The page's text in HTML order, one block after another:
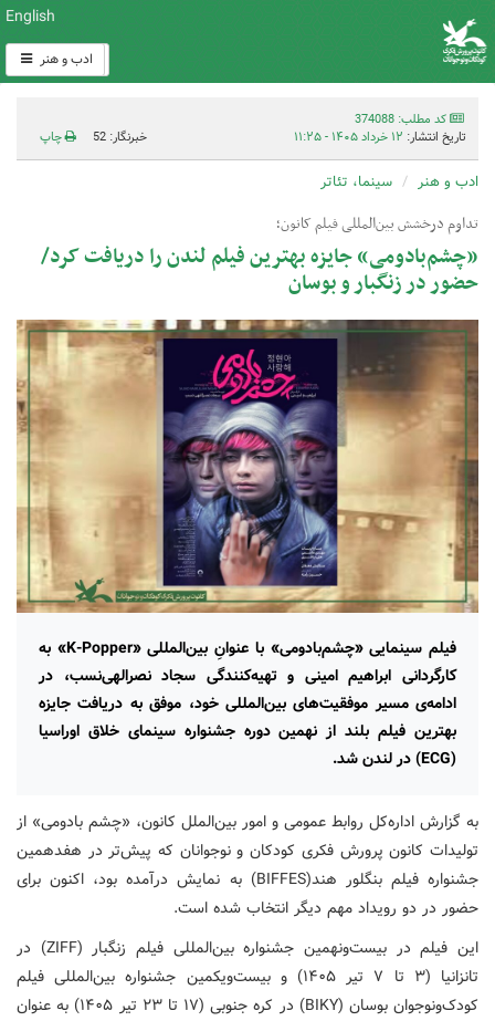
English
ادب و هنر
کد مطلب: 374088
تاریخ انتشار: ۱۲ خرداد ۱۴۰۵ - ۱۱:۲۵ خبرنگار: 52 چاپ
ادب و هنر سینما، تئاتر
تداوم درخشش بین‌المللی فیلم کانون؛
«چشم‌بادومی» جایزه بهترین فیلم لندن را دریافت کرد/
حضور در زنگبار و بوسان
فیلم سینمایی «چشم‌بادومی» با عنوانِ بین‌المللی «K-Popper» به
کارگردانی ابراهیم امینی و تهیه‌کنندگی سجاد نصرالهی‌نسب، در
ادامه‌ی مسیر موفقیت‌های بین‌المللی خود، موفق به دریافت جایزه
بهترین فیلم بلند از نهمین دوره جشنواره سینمای خلاق اوراسیا
(ECG) در لندن شد.
به گزارش اداره‌کل روابط عمومی و امور بین‌الملل کانون، «چشم بادومی» از
تولیدات کانون پرورش فکری کودکان و نوجوانان که پیش‌تر در هفدهمین
جشنواره فیلم بنگلور هند(BIFFES) به نمایش درآمده بود، اکنون برای
حضور در دو رویداد مهم دیگر انتخاب شده است.
این فیلم در بیست‌ونهمین جشنواره بین‌المللی فیلم زنگبار (ZIFF) در
تانزانیا (۳ تا ۷ تیر ۱۴۰۵) و بیست‌ویکمین جشنواره بین‌المللی فیلم
کودک‌ونوجوان بوسان (BIKY) در کره جنوبی (۱۷ تا ۲۳ تیر ۱۴۰۵) به عنوان